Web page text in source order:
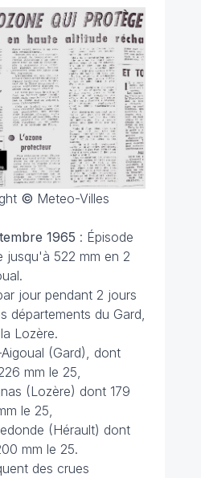
© Meteo-Villes
1965 : Épisode
jusqu'à 522 mm en 2
jour pendant 2 jours
départements du Gard,
Lozère.
(Gard), dont
mm le 25,
(Lozère) dont 179
le 25,
(Hérault) dont
mm le 25.
des crues